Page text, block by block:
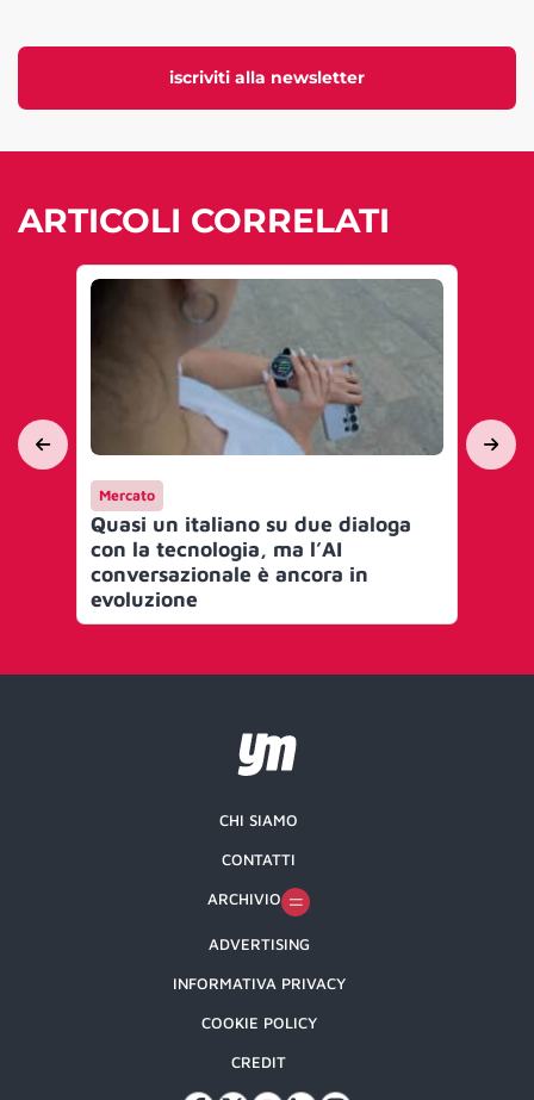
iscriviti alla newsletter
ARTICOLI CORRELATI
Mercato
Quasi un italiano su due dialoga
con la tecnologia, ma l’AI
conversazionale è ancora in
evoluzione
CHI SIAMO
CONTATTI
ARCHIVIO
ADVERTISING
INFORMATIVA PRIVACY
COOKIE POLICY
CREDIT